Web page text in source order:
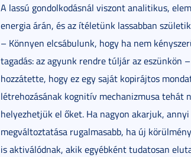
A lassú gondolkodásnál viszont analitikus,
energia árán, és az ítéletünk lassabban
– Könnyen elcsábulunk, hogy ha nem
tagadás: az agyunk rendre túljár az eszünkön
hozzátette, hogy ez egy saját kopirájtos
létrehozásának kognitív mechanizmusa tehát
helyezhetjük el őket. Ha nagyon akarjuk,
megváltoztatása rugalmasabb, ha új
is aktiválódnak, akik egyébként tudatosan